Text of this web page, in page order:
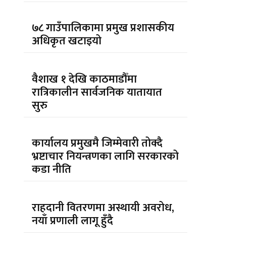
७८ गाउँपालिकामा प्रमुख प्रशासकीय
अधिकृत खटाइयो
वैशाख १ देखि काठमाडौँमा
रात्रिकालीन सार्वजनिक यातायात
सुरु
कार्यालय प्रमुखमै जिम्मेवारी तोक्दै
भ्रष्टाचार नियन्त्रणका लागि सरकारको
कडा नीति
राहदानी वितरणमा अस्थायी अवरोध,
नयाँ प्रणाली लागू हुँदै